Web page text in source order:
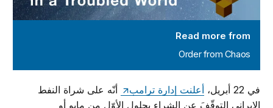
Read more from
Order from Chaos
في 22 أبريل، أعلنت إدارة ترامب
أنّه على شراة النفط
الإيراني التوقّفَ عن الشراء بحلول الأوّل من مايو أو